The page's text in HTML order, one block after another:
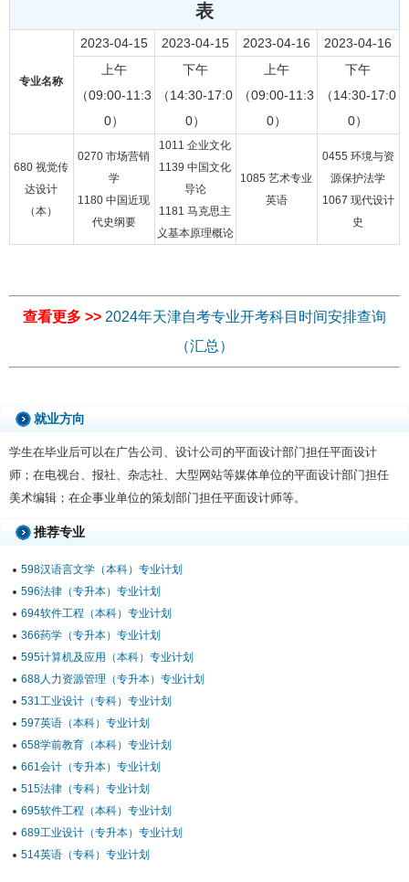
表
专业名称
2023-04-15 2023-04-15 2023-04-16
2023-04-16
上午
（09:00-11:3
0）
下午
（14:30-17:0
0）
上午
（09:00-11:3
0）
下午
（14:30-17:0
0）
680 视觉传
达设计
（本）
0270 市场营销
学
1180 中国近现
代史纲要
1011 企业文化
1139 中国文化
导论
1181 马克思主
义基本原理概论
1085 艺术专业
英语
0455 环境与资
源保护法学
1067 现代设计
史
查看更多 >> 2024年天津自考专业开考科目时间安排查询
（汇总）
就业方向
学生在毕业后可以在广告公司、设计公司的平面设计部门担任平面设计
师；在电视台、报社、杂志社、大型网站等媒体单位的平面设计部门担任
美术编辑；在企事业单位的策划部门担任平面设计师等。
推荐专业
598汉语言文学（本科）专业计划
596法律（专升本）专业计划
694软件工程（本科）专业计划
366药学（专升本）专业计划
595计算机及应用（本科）专业计划
688人力资源管理（专升本）专业计划
531工业设计（专科）专业计划
597英语（本科）专业计划
658学前教育（本科）专业计划
661会计（专升本）专业计划
515法律（专科）专业计划
695软件工程（本科）专业计划
689工业设计（专升本）专业计划
514英语（专科）专业计划